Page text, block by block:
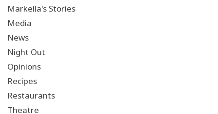
Markella's Stories
Media
News
Night Out
Opinions
Recipes
Restaurants
Theatre